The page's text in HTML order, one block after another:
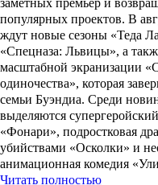
заметных премьер и
популярных проектов. В
ждут новые сезоны «Теда
«Спецназа: Львицы», а
масштабной экранизации
одиночества», которая
семьи Буэндиа. Среди
выделяются
«Фонари», подростковая
убийствами «Осколки» и
анимационная комедия
Читать полностью